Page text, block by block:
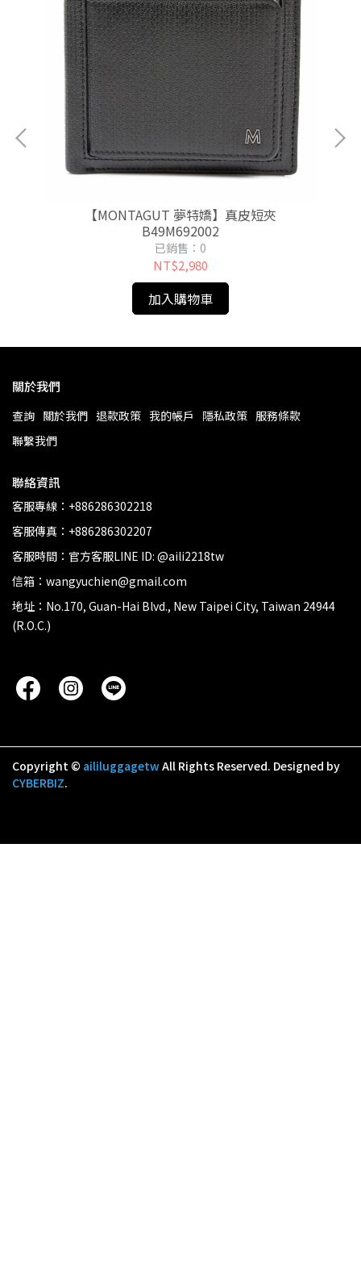
【MONTAGUT 夢特嬌】真皮短夾
B49M692002
已銷售：0
NT$2,980
加入購物車
關於我們
查詢 關於我們 退款政策 我的帳戶 隱私政策 服務條款
聯繫我們
聯絡資訊
客服專線：+886286302218
客服傳真：+886286302207
客服時間：官方客服LINE ID: @aili2218tw
信箱：wangyuchien@gmail.com
地址：No.170, Guan-Hai Blvd., New Taipei City, Taiwan 24944
(R.O.C.)
Copyright © aililuggagetwAll Rights Reserved. Designed by
CYBERBIZ.